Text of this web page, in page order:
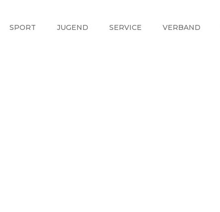
SPORT JUGEND SERVICE VERBAND